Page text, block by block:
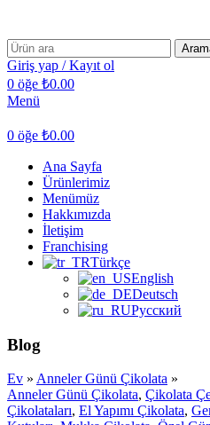
Giriş yap / Kayıt ol
0 öğe ₺0.00
Menü
0 öğe ₺0.00
Ana Sayfa
Ürünlerimiz
Menümüz
Hakkımızda
İletişim
Franchising
Türkçe
English
Deutsch
Русский
Blog
Ev » Anneler Günü Çikolata »
Anneler Günü Çikolata, Çikolata
Çikolataları, El Yapımı Çikolata,